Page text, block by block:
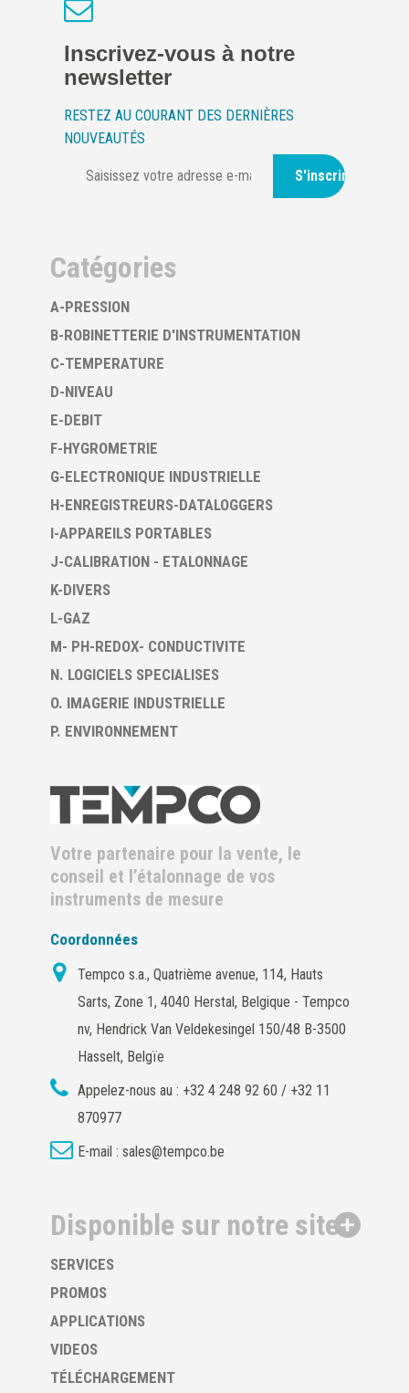
Inscrivez-vous à notre
newsletter
RESTEZ AU COURANT DES DERNIÈRES
NOUVEAUTÉS
S'inscrire
Catégories
A-PRESSION
B-ROBINETTERIE D'INSTRUMENTATION
C-TEMPERATURE
D-NIVEAU
E-DEBIT
F-HYGROMETRIE
G-ELECTRONIQUE INDUSTRIELLE
H-ENREGISTREURS-DATALOGGERS
I-APPAREILS PORTABLES
J-CALIBRATION - ETALONNAGE
K-DIVERS
L-GAZ
M- PH-REDOX- CONDUCTIVITE
N. LOGICIELS SPECIALISES
O. IMAGERIE INDUSTRIELLE
P. ENVIRONNEMENT
Votre partenaire pour la vente, le
conseil et l’étalonnage de vos
instruments de mesure
Coordonnées
Tempco s.a., Quatrième avenue, 114, Hauts
Sarts, Zone 1, 4040 Herstal, Belgique - Tempco
nv, Hendrick Van Veldekesingel 150/48 B-3500
Hasselt, Belgïe
Appelez-nous au : +32 4 248 92 60 / +32 11
870977
E-mail : sales@tempco.be
Disponible sur notre site
SERVICES
PROMOS
APPLICATIONS
VIDEOS
TÉLÉCHARGEMENT